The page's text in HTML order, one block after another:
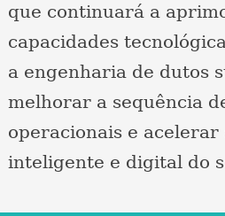
que continuará a
capacidades
a engenharia de dutos
melhorar a sequência
operacionais e
inteligente e digital do